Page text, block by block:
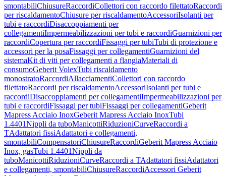
smontabiliChiusureRaccordiCollettori con raccordo filettatoRaccordi
per riscaldamentoChiusure per riscaldamentoAccessoriIsolanti per
tubi e raccordiDisaccoppiamenti per
collegamentiImpermeabilizzazioni per tubi e raccordiGuarnizioni per
raccordiCopertura per raccordiFissaggi per tubiTubi di protezione e
accessori per la posaFissaggi per collegamentiGuarnizioni del
sistemaKit di viti per collegamenti a flangiaMateriali di
consumoGeberit VolexTubi riscaldamento
monostratoRaccordiAllacciamentiCollettori con raccordo
filettatoRaccordi per riscaldamentoAccessoriIsolanti per tubi e
raccordiDisaccoppiamenti per collegamentiImpermeabilizzazioni per
tubi e raccordiFissaggi per tubiFissaggi per collegamentiGeberit
Mapress Acciaio InoxGeberit Mapress Acciaio InoxTubi
1.4401Nippli da tuboManicottiRiduzioniCurveRaccordi a
TAdattatori fissiAdattatori e collegamenti,
smontabiliCompensatoriChiusureRaccordiGeberit Mapress Acciaio
Inox, gasTubi 1.4401Nippli da
tuboManicottiRiduzioniCurveRaccordi a TAdattatori fissiAdattatori
e collegamenti, smontabiliChiusureRaccordiAccessori Geberit